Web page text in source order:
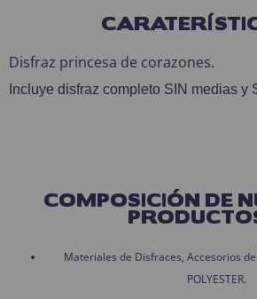
Disfraz princesa de corazones.
Incluye disfraz completo SIN medias y
COMPOSICIÓN DE
Materiales de Disfraces, Accesorios
POLYESTER.